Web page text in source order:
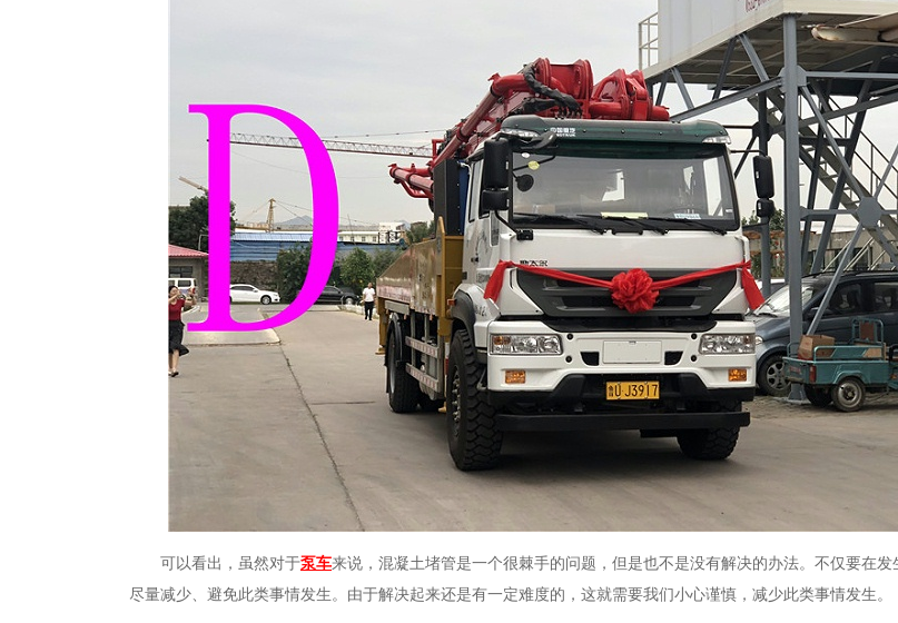
可以看出，虽然对于泵车来说，混凝土堵管是一个很棘手的问题，但是也不是没有解决的办法。不仅要在
尽量减少、避免此类事情发生。由于解决起来还是有一定难度的，这就需要我们小心谨慎，减少此类事情发生。